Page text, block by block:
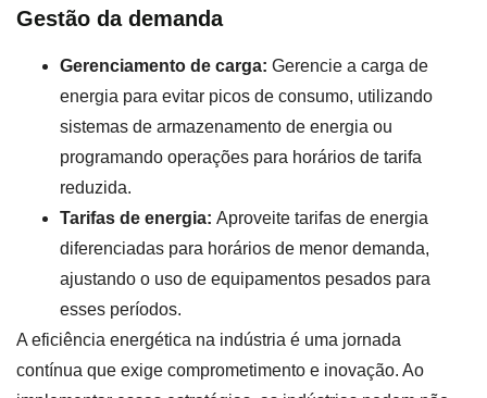
Gestão da demanda
Gerenciamento de carga: Gerencie a carga de
energia para evitar picos de consumo, utilizando
sistemas de armazenamento de energia ou
programando operações para horários de tarifa
reduzida.
Tarifas de energia: Aproveite tarifas de energia
diferenciadas para horários de menor demanda,
ajustando o uso de equipamentos pesados para
esses períodos.
A eficiência energética na indústria é uma jornada
contínua que exige comprometimento e inovação. Ao